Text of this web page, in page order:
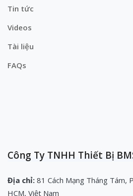
Tin tức
Videos
Tài liệu
FAQs
Công Ty TNHH Thiết Bị
Địa chỉ: 81 Cách Mạng Tháng Tám,
HCM, Việt Nam